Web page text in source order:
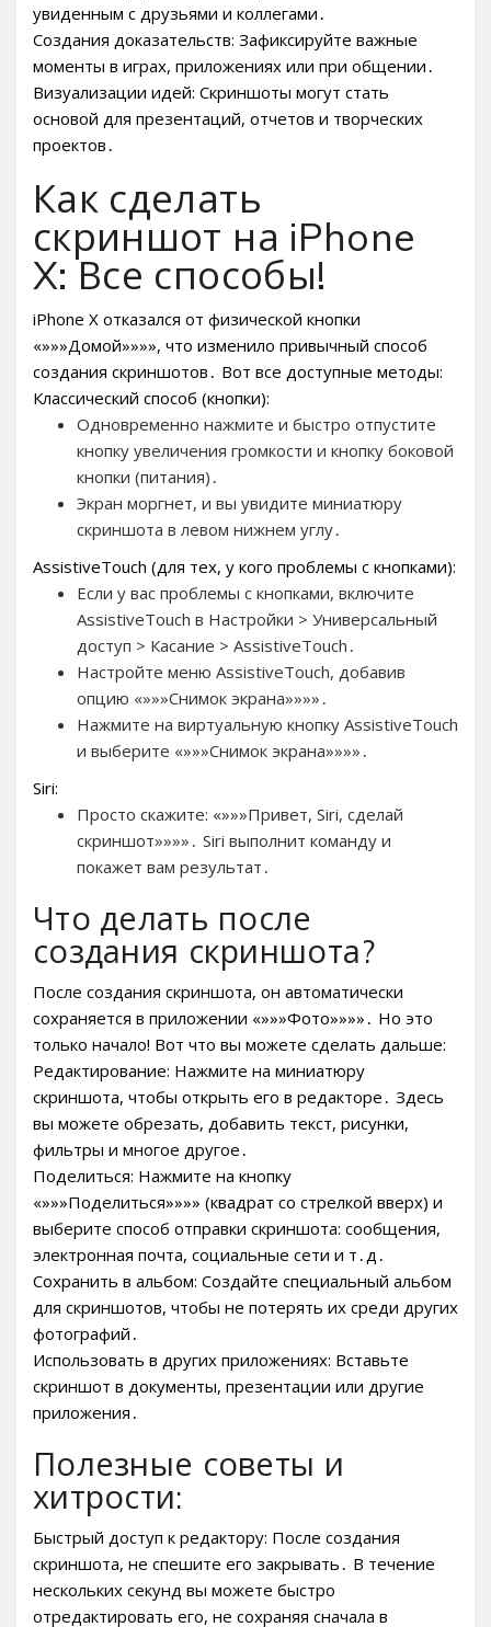
увиденным с друзьями и коллегами․
Создания доказательств: Зафиксируйте важные
моменты в играх, приложениях или при общении․
Визуализации идей: Скриншоты могут стать
основой для презентаций, отчетов и творческих
проектов․
Как сделать
скриншот на iPhone
X: Все способы!
iPhone X отказался от физической кнопки
«»»»Домой»»»», что изменило привычный способ
создания скриншотов․ Вот все доступные методы:
Классический способ (кнопки):
Одновременно нажмите и быстро отпустите
кнопку увеличения громкости и кнопку боковой
кнопки (питания)․
Экран моргнет, и вы увидите миниатюру
скриншота в левом нижнем углу․
AssistiveTouch (для тех, у кого проблемы с кнопками):
Если у вас проблемы с кнопками, включите
AssistiveTouch в Настройки > Универсальный
доступ > Касание > AssistiveTouch․
Настройте меню AssistiveTouch, добавив
опцию «»»»Снимок экрана»»»»․
Нажмите на виртуальную кнопку AssistiveTouch
и выберите «»»»Снимок экрана»»»»․
Siri:
Просто скажите: «»»»Привет, Siri, сделай
скриншот»»»»․ Siri выполнит команду и
покажет вам результат․
Что делать после
создания скриншота?
После создания скриншота, он автоматически
сохраняется в приложении «»»»Фото»»»»․ Но это
только начало! Вот что вы можете сделать дальше:
Редактирование: Нажмите на миниатюру
скриншота, чтобы открыть его в редакторе․ Здесь
вы можете обрезать, добавить текст, рисунки,
фильтры и многое другое․
Поделиться: Нажмите на кнопку
«»»»Поделиться»»»» (квадрат со стрелкой вверх) и
выберите способ отправки скриншота: сообщения,
электронная почта, социальные сети и т․д․
Сохранить в альбом: Создайте специальный альбом
для скриншотов, чтобы не потерять их среди других
фотографий․
Использовать в других приложениях: Вставьте
скриншот в документы, презентации или другие
приложения․
Полезные советы и
хитрости:
Быстрый доступ к редактору: После создания
скриншота, не спешите его закрывать․ В течение
нескольких секунд вы можете быстро
отредактировать его, не сохраняя сначала в